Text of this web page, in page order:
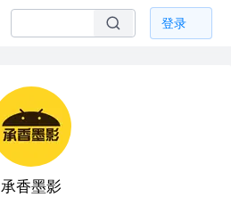
登录
承香墨影